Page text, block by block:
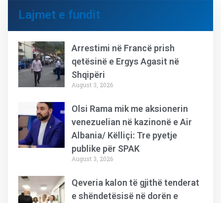
Lajmet e fundit
Arrestimi në Francë prish
qetësinë e Ergys Agasit në
Shqipëri
August 3, 2026
Olsi Rama mik me aksionerin
venezuelian në kazinonë e Air
Albania/ Këlliçi: Tre pyetje
publike për SPAK
August 3, 2026
Qeveria kalon të gjithë tenderat
e shëndetësisë në dorën e